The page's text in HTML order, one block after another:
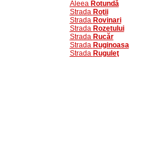
Aleea Rotundă
Strada Roţii
Strada Rovinari
Strada Rozetului
Strada Rucăr
Strada Ruginoasa
Strada Ruguleţ